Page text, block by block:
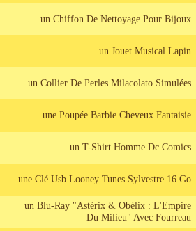
un Chiffon De Nettoyage Pour Bijoux
un Jouet Musical Lapin
un Collier De Perles Milacolato Simulées
une Poupée Barbie Cheveux Fantaisie
un T-Shirt Homme Dc Comics
une Clé Usb Looney Tunes Sylvestre 16 Go
un Blu-Ray "Astérix & Obélix : L'Empire
Du Milieu" Avec Fourreau